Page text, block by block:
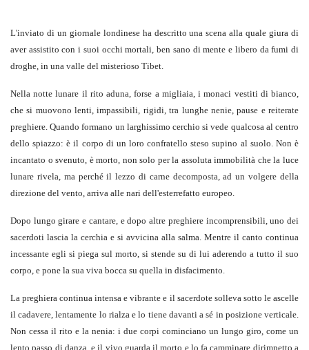
L'inviato di un giornale londinese ha descritto una scena alla quale giura di
aver assistito con i suoi occhi mortali, ben sano di mente e libero da fumi di
droghe, in una valle del misterioso Tibet.
Nella notte lunare il rito aduna, forse a migliaia, i monaci vestiti di bianco,
che si muovono lenti, impassibili, rigidi, tra lunghe nenie, pause e reiterate
preghiere. Quando formano un larghissimo cerchio si vede qualcosa al centro
dello spiazzo: è il corpo di un loro confratello steso supino al suolo. Non è
incantato o svenuto, è morto, non solo per la assoluta immobilità che la luce
lunare rivela, ma perché il lezzo di carne decomposta, ad un volgere della
direzione del vento, arriva alle nari dell'esterrefatto europeo.
Dopo lungo girare e cantare, e dopo altre preghiere incomprensibili, uno dei
sacerdoti lascia la cerchia e si avvicina alla salma. Mentre il canto continua
incessante egli si piega sul morto, si stende su di lui aderendo a tutto il suo
corpo, e pone la sua viva bocca su quella in disfacimento.
La preghiera continua intensa e vibrante e il sacerdote solleva sotto le ascelle
il cadavere, lentamente lo rialza e lo tiene davanti a sé in posizione verticale.
Non cessa il rito e la nenia: i due corpi cominciano un lungo giro, come un
lento passo di danza, e il vivo guarda il morto e lo fa camminare dirimpetto a